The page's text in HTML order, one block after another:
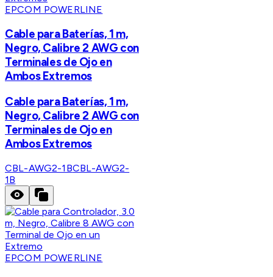
EPCOM POWERLINE
Cable para Baterías, 1 m,
Negro, Calibre 2 AWG con
Terminales de Ojo en
Ambos Extremos
Cable para Baterías, 1 m,
Negro, Calibre 2 AWG con
Terminales de Ojo en
Ambos Extremos
CBL-AWG2-1BCBL-AWG2-
1B
EPCOM POWERLINE